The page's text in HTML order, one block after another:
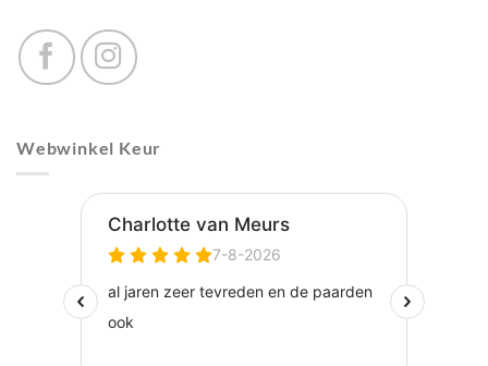
Webwinkel Keur